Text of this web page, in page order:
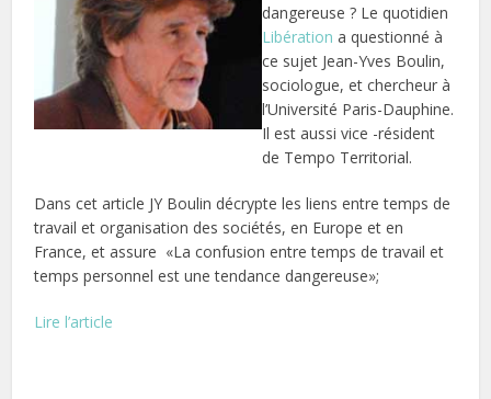
dangereuse ? Le quotidien
Libération a questionné à
ce sujet Jean-Yves Boulin,
sociologue, et chercheur à
l’Université Paris-Dauphine.
Il est aussi vice -résident
de Tempo Territorial.
Dans cet article JY Boulin décrypte les liens entre temps de
travail et organisation des sociétés, en Europe et en
France, et assure «La confusion entre temps de travail et
temps personnel est une tendance dangereuse»;
Lire l’article